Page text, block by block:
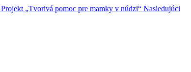
„Tvorivá pomoc pre mamky v núdzi“ Nasledujúci